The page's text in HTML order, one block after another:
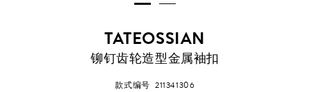
TATEOSSIAN
铆钉齿轮造型金属袖扣
款式编号211341306